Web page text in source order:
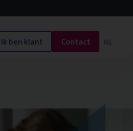
Ik ben klant Contact NL